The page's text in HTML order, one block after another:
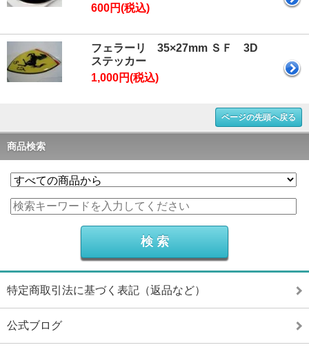
600円(税込)
フェラーリ 35×27mm ＳＦ 3D
ステッカー
1,000円(税込)
ページの先頭へ戻る
商品検索
特定商取引法に基づく表記（返品など）
公式ブログ